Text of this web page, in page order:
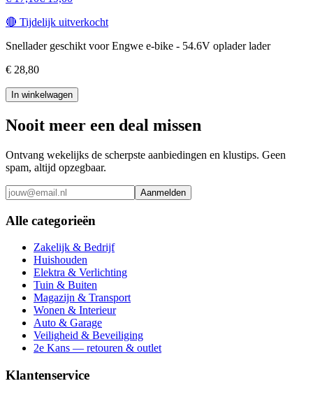
🔴 Tijdelijk uitverkocht
Snellader geschikt voor Engwe e-bike - 54.6V oplader lader
€ 28,80
In winkelwagen
Nooit meer een deal missen
Ontvang wekelijks de scherpste aanbiedingen en klustips. Geen
spam, altijd opzegbaar.
Aanmelden
Alle categorieën
Zakelijk & Bedrijf
Huishouden
Elektra & Verlichting
Tuin & Buiten
Magazijn & Transport
Wonen & Interieur
Auto & Garage
Veiligheid & Beveiliging
2e Kans — retouren & outlet
Klantenservice